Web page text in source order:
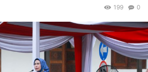
0
199